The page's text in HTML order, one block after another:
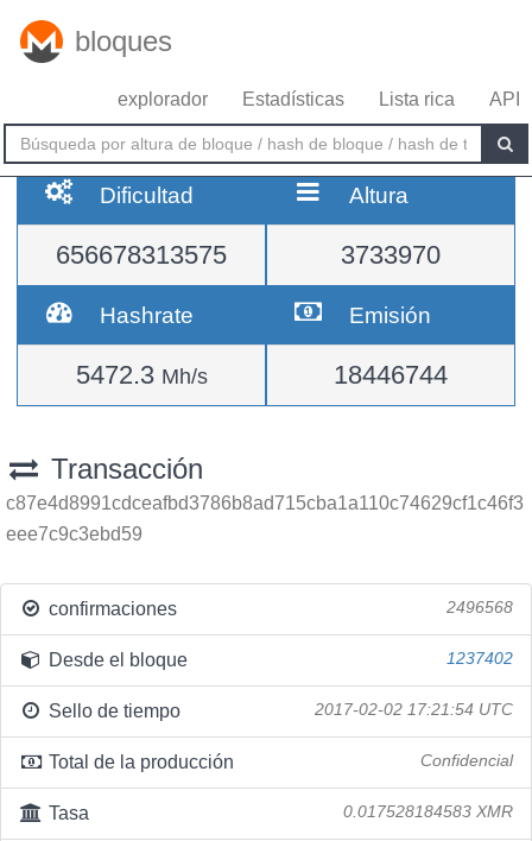
bloques
explorador Estadísticas Lista rica API
Dificultad
656678313575
Altura
3733970
Hashrate
5472.3 Mh/s
Emisión
18446744
Transacción
c87e4d8991cdceafbd3786b8ad715cba1a110c74629cf1c46f3
eee7c9c3ebd59
confirmaciones 2496568
Desde el bloque 1237402
Sello de tiempo 2017-02-02 17:21:54 UTC
Total de la producción Confidencial
Tasa 0.017528184583 XMR